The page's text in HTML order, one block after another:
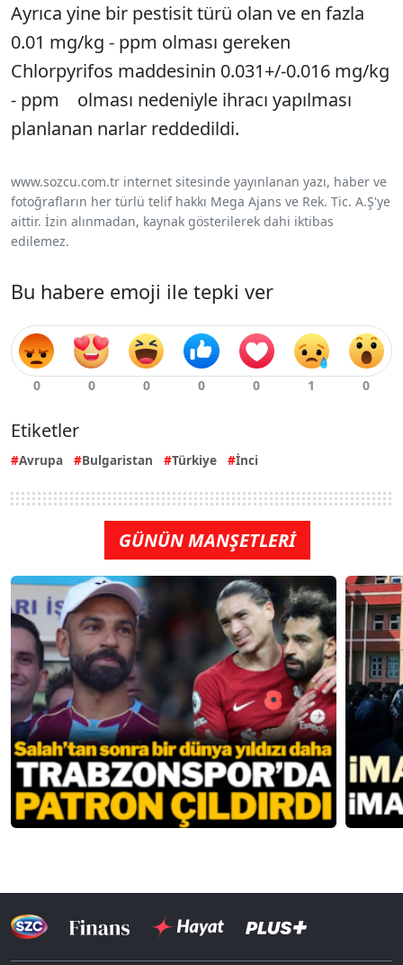
Ayrıca yine bir pestisit türü olan ve en fazla
0.01 mg/kg - ppm olması gereken
Chlorpyrifos maddesinin 0.031+/-0.016 mg/kg
- ppm olması nedeniyle ihracı yapılması
planlanan narlar reddedildi.
www.sozcu.com.tr internet sitesinde yayınlanan yazı, haber ve
fotoğrafların her türlü telif hakkı Mega Ajans ve Rek. Tic. A.Ş'ye
aittir. İzin alınmadan, kaynak gösterilerek dahi iktibas
edilemez.
Bu habere emoji ile tepki ver
Etiketler
Avrupa Bulgaristan Türkiye İnci
GÜNÜN MANŞETLERİ